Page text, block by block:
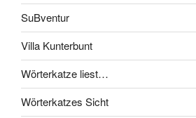
SuBventur
Villa Kunterbunt
Wörterkatze liest…
Wörterkatzes Sicht